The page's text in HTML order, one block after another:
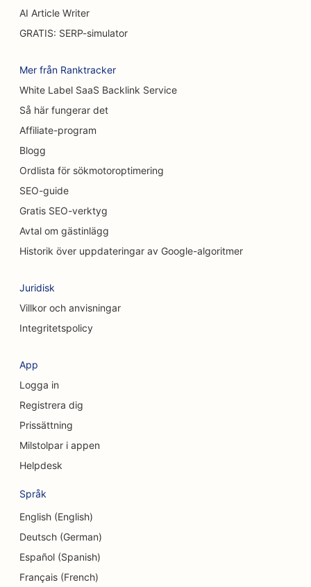
SEO för konditorier
SEO för restauranger med avslappnad mat
SEO för matt- och golvbutiker
SEO för biltvättar
SEO för städtjänster
SEO för kiropraktorer
SEO för kattkaféer
SEO för Chemical Peel-tjänster
SEO för klädbutiker
SEO för kraniofaciala kirurger
SEO för kaféer
SEO för konsultföretag
SEO för delikatessbutiker
SEO för skuldrådgivningstjänster
SEO för dansstudios
SEO för Dermabrasionstjänster
SEO för tandläkarmottagningar
AI Article Writer
GRATIS: SERP-simulator
Mer från Ranktracker
White Label SaaS Backlink Service
Så här fungerar det
Affiliate-program
Blogg
Ordlista för sökmotoroptimering
SEO-guide
Gratis SEO-verktyg
Avtal om gästinlägg
Historik över uppdateringar av Google-algoritmer
Juridisk
Villkor och anvisningar
Integritetspolicy
App
Logga in
Registrera dig
Prissättning
Milstolpar i appen
Helpdesk
Språk
English (English)
Deutsch (German)
Español (Spanish)
Français (French)